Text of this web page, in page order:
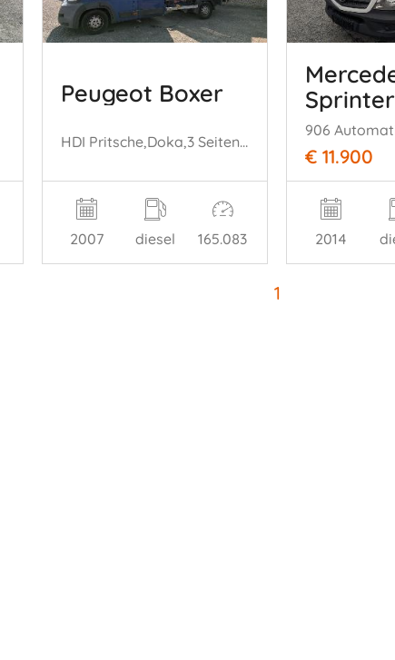
Peugeot Boxer
HDI Pritsche,Doka,3 Seiten Kipper
2007 diesel 165.083
Sprinter
906
€ 11.900
2014
1